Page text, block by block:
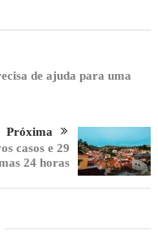
de ajuda para uma
Próxima
casos e 29
24 horas